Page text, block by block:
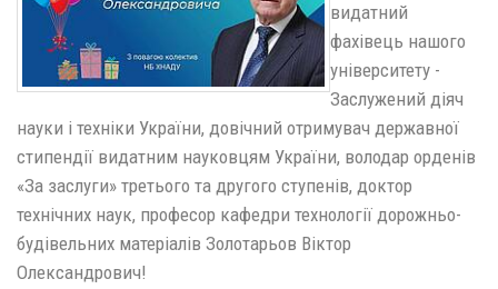
видатний
фахівець нашого
університету -
Заслужений діяч
науки і техніки України, довічний отримувач державної
стипендії видатним науковцям України, володар орденів
«За заслуги» третього та другого ступенів, доктор
технічних наук, професор кафедри технології дорожньо-
будівельних матеріалів Золотарьов Віктор
Олександрович!